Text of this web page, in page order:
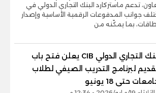
تدعم ماستركارد البنك التجاري الدولي في
جوانب المدفوعات الرقمية الأساسية وإصدار
بما يمكّنه من
البنك التجاري الدولي CIB يعلن فتح باب
لبرنامج التدريب الصيفي لطلاب
حتى 18 يونيو